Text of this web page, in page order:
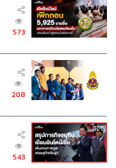
573
208
543